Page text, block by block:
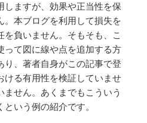
しますが、効果や正当性を保
。本ブログを利用して損失を
負いません。そもそも、こ
って図に線や点を追加する方
り、著者自身がこの記事で登
ける有用性を検証していませ
ません。あくまでもこういう
いう例の紹介です。